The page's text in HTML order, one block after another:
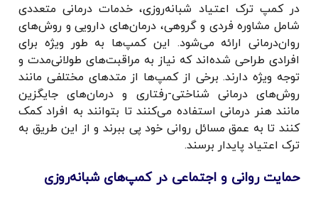
در کمپ ترک اعتیاد شبانه‌روزی، خدمات درمانی متعددی
شامل مشاوره فردی و گروهی، درمان‌های دارویی و روش‌های
روان‌درمانی ارائه می‌شود. این کمپ‌ها به طور ویژه برای
افرادی طراحی شده‌اند که نیاز به مراقبت‌های طولانی‌مدت و
توجه ویژه دارند. برخی از کمپ‌ها از متدهای مختلفی مانند
روش‌های درمانی شناختی-رفتاری و درمان‌های جایگزین
مانند هنر درمانی استفاده می‌کنند تا بتوانند به افراد کمک
کنند تا به عمق مسائل روانی خود پی ببرند و از این طریق به
ترک اعتیاد پایدار برسند.
حمایت روانی و اجتماعی در کمپ‌های شبانه‌روزی